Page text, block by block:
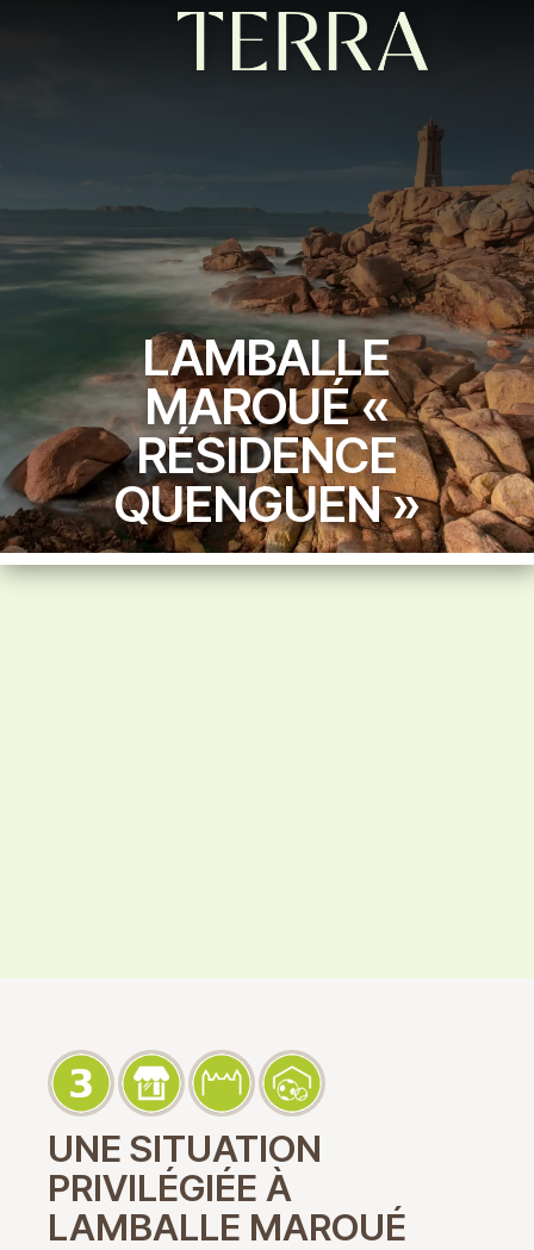
LAMBALLE
MAROUÉ «
RÉSIDENCE
QUENGUEN »
UNE SITUATION
PRIVILÉGIÉE À
LAMBALLE MAROUÉ